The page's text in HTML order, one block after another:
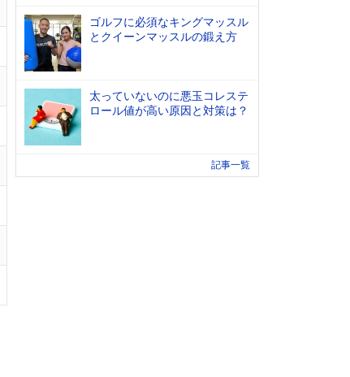
ゴルフに必須なキングマッスル
とクイーンマッスルの鍛え方
太っていないのに悪玉コレステ
ロール値が高い原因と対策は？
記事一覧